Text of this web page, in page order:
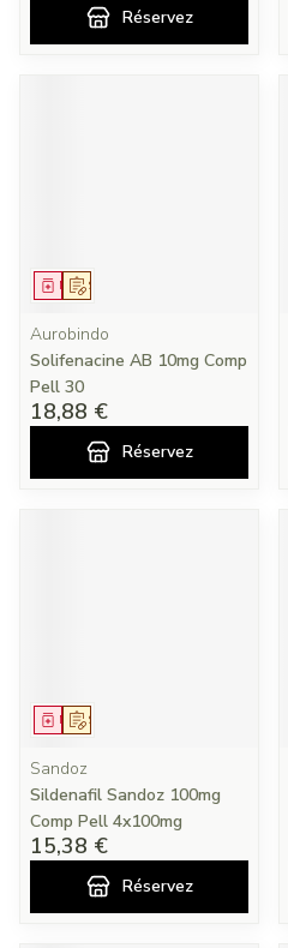
Réservez
Sur prescription
Médicament
Aurobindo
Solifenacine AB 10mg Comp
Pell 30
18,88 €
Réservez
Sur prescription
Médicament
Sandoz
Sildenafil Sandoz 100mg
Comp Pell 4x100mg
15,38 €
Réservez